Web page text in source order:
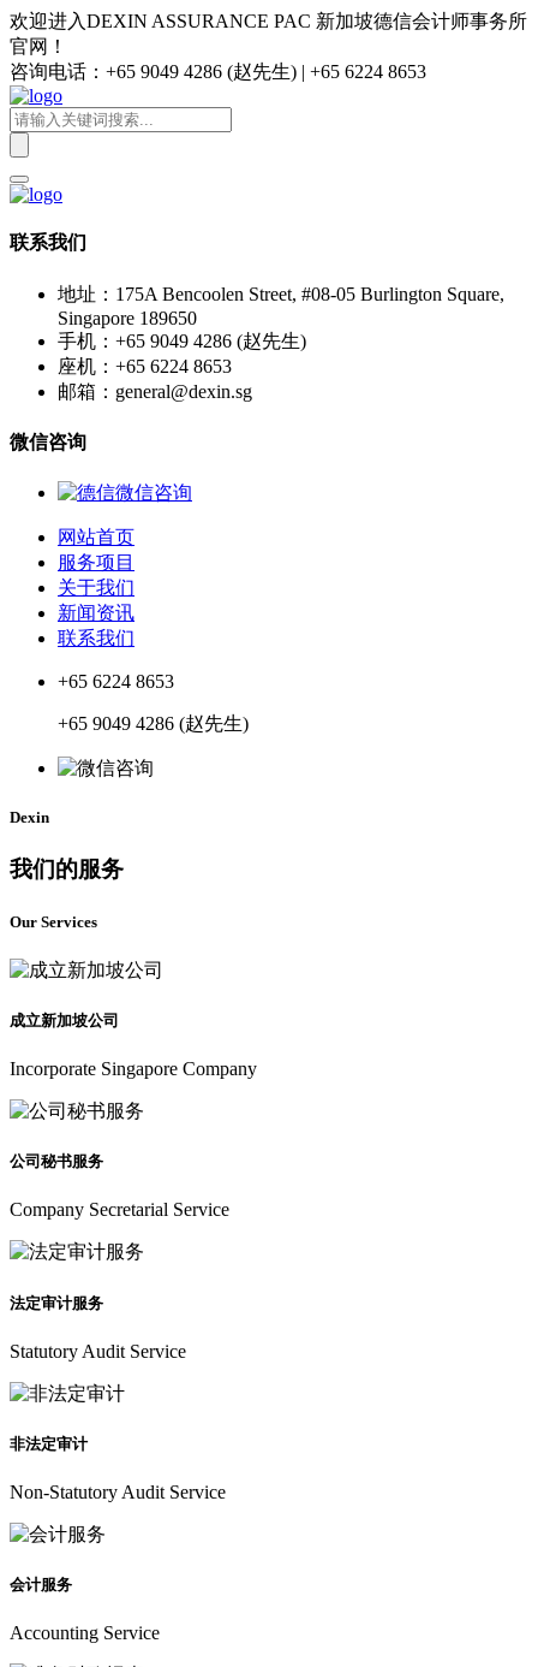
欢迎进入DEXIN ASSURANCE PAC 新加坡德信会计师事务所
官网！
咨询电话：+65 9049 4286 (赵先生) | +65 6224 8653
联系我们
地址：175A Bencoolen Street, #08-05 Burlington Square,
Singapore 189650
手机：+65 9049 4286 (赵先生)
座机：+65 6224 8653
邮箱：general@dexin.sg
微信咨询
网站首页
服务项目
关于我们
新闻资讯
联系我们
+65 6224 8653
+65 9049 4286 (赵先生)
Dexin
我们的服务
Our Services
成立新加坡公司
Incorporate Singapore Company
公司秘书服务
Company Secretarial Service
法定审计服务
Statutory Audit Service
非法定审计
Non-Statutory Audit Service
会计服务
Accounting Service